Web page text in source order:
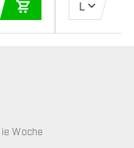
IN DEN
L
verfügbar
Woche